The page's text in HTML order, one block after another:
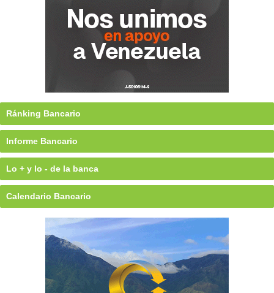
Ránking Bancario
Informe Bancario
Lo + y lo - de la banca
Calendario Bancario